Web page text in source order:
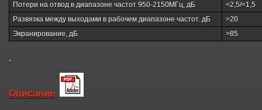
Потери на отвод в диапазоне частот 950-2150МГц, дБ
<2,5/<1,5
Развязка между выходами в рабочем диапазоне частот. дБ
>20
Экранирование, дБ
>85
.
Описание